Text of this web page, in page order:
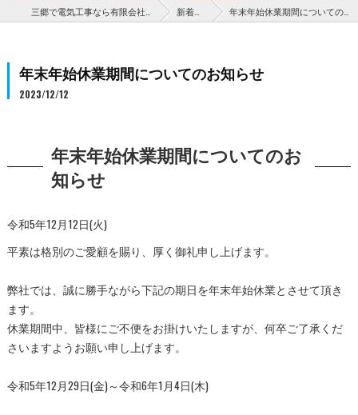
新着情報 年末年始休業期間についてのお知らせ
年末年始休業期間についてのお知らせ
2023/12/12
年末年始休業期間についてのお
知らせ
令和5年12月12日(火)
平素は格別のご愛顧を賜り、厚く御礼申し上げます。
弊社では、誠に勝手ながら下記の期日を年末年始休業とさせて頂き
ます。
休業期間中、皆様にご不便をお掛けいたしますが、何卒ご了承くだ
さいますようお願い申し上げます。
令和5年12月29日(金)～令和6年1月4日(木)